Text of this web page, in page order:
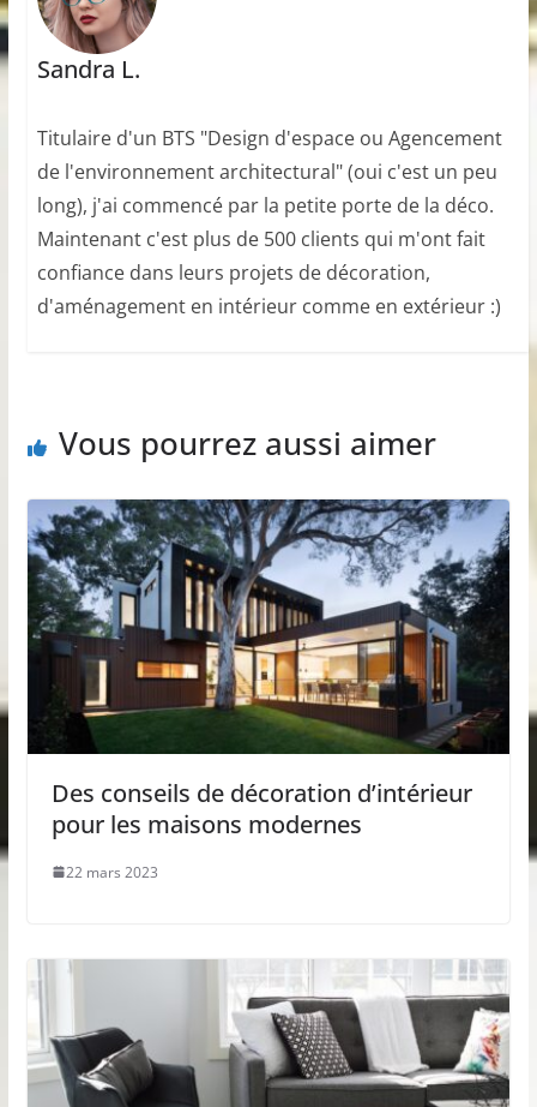
Sandra L.
Titulaire d'un BTS "Design d'espace ou Agencement
de l'environnement architectural" (oui c'est un peu
long), j'ai commencé par la petite porte de la déco.
Maintenant c'est plus de 500 clients qui m'ont fait
confiance dans leurs projets de décoration,
d'aménagement en intérieur comme en extérieur :)
Vous pourrez aussi aimer
Des conseils de décoration d’intérieur
pour les maisons modernes
22 mars 2023